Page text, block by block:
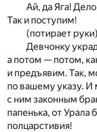
Ай, да Яга!
Так и поступим!
(потирает руки)
Девчонку
а потом — потом,
и предъявим. Так,
по вашему указу. И
с ним законным
папенька, от
полцарстивия!